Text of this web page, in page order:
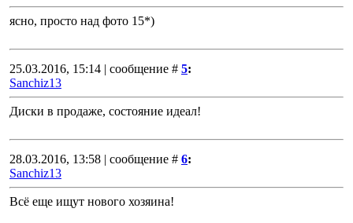
ясно, просто над фото 15*)
25.03.2016, 15:14 | сообщение # 5:
Sanchiz13
Диски в продаже, состояние идеал!
28.03.2016, 13:58 | сообщение # 6:
Sanchiz13
Всё еще ищут нового хозяина!